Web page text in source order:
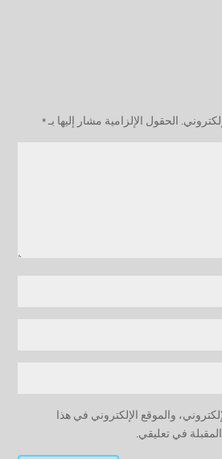
الحقول الإلزامية مشار إليها بـ *
والموقع الإلكتروني في هذا
في تعليقي.